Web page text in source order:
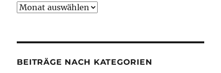
Beiträge
BEITRÄGE NACH KATEGORIEN